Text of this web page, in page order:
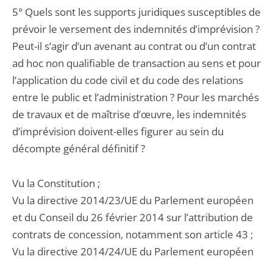
5° Quels sont les supports juridiques susceptibles de
prévoir le versement des indemnités d’imprévision ?
Peut-il s’agir d’un avenant au contrat ou d’un contrat
ad hoc non qualifiable de transaction au sens et pour
l’application du code civil et du code des relations
entre le public et l’administration ? Pour les marchés
de travaux et de maîtrise d’œuvre, les indemnités
d’imprévision doivent-elles figurer au sein du
décompte général définitif ?
Vu la Constitution ;
Vu la directive 2014/23/UE du Parlement européen
et du Conseil du 26 février 2014 sur l’attribution de
contrats de concession, notamment son article 43 ;
Vu la directive 2014/24/UE du Parlement européen